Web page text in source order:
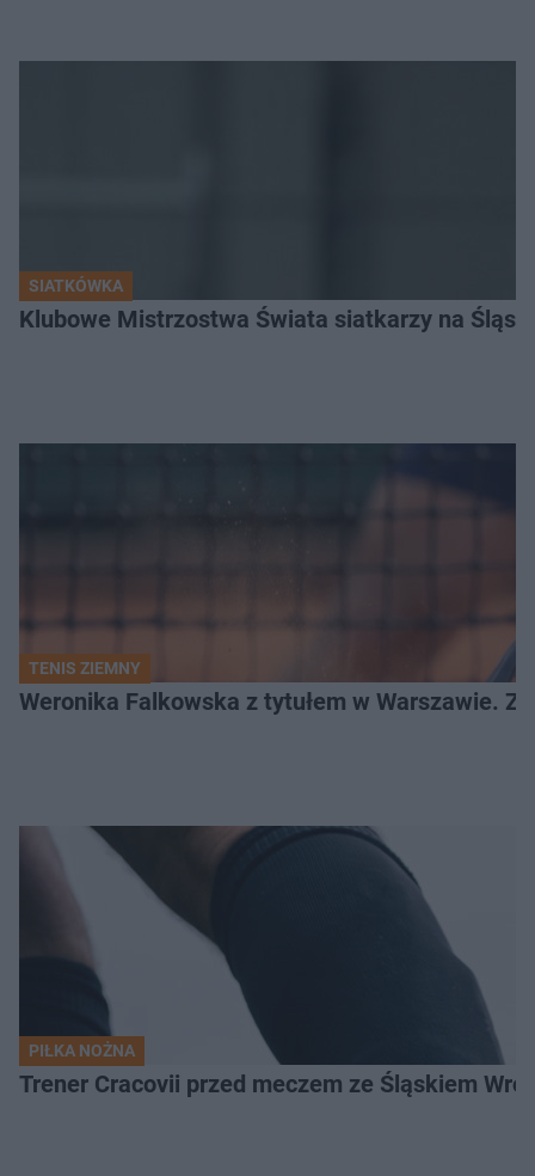
SIATKÓWKA
Klubowe Mistrzostwa Świata siatkarzy na
TENIS ZIEMNY
Weronika Falkowska z tytułem w Warszawie.
PIŁKA NOŻNA
Trener Cracovii przed meczem ze Śląskiem